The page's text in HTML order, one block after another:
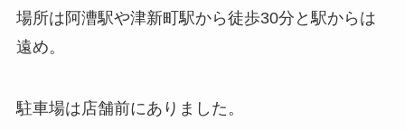
場所は阿漕駅や津新町駅から徒歩30分と駅からは
遠め。
駐車場は店舗前にありました。